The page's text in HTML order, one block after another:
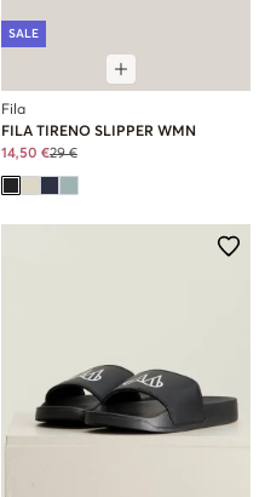
SALE
Fila
FILA TIRENO SLIPPER WMN
14,50 €29 €